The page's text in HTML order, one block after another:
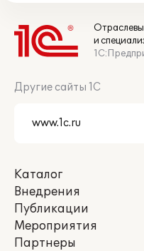
и
Другие сайты 1С
Каталог
Внедрения
Публикации
Мероприятия
Партнеры